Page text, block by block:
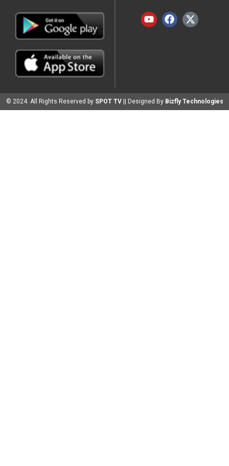
© 2024. All Rights Reserved by SPOT TV || Designed By Bizfly Technologies